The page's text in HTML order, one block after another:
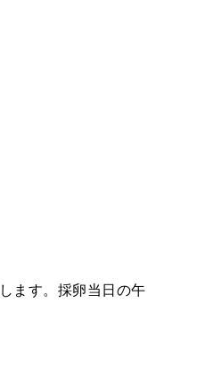
ます。採卵当日の午